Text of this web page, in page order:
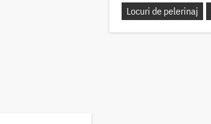
Locuri de pelerinaj